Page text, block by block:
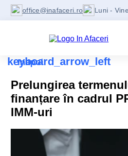
office@inafaceri.ro Luni -
keyboard_arrow_left
Inapoi
Prelungirea
finanțare în cadrul
IMM-uri